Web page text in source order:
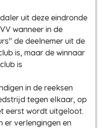
uit deze eindronde
wanneer in de
de deelnemer uit de
is, maar de winnaar
is
in de reeksen
tegen elkaar, op
eerst wordt uitgeloot.
er verlengingen en